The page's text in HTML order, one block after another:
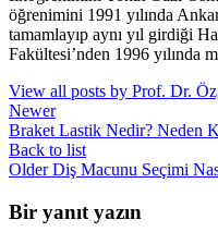
öğrenimini 1991 yılında
tamamlayıp aynı yıl girdiği
Fakültesi’nden 1996 yılında
View all posts by Prof. Dr.
Newer
Braket Lastik Nedir? Neden
Back to list
Older Diş Macunu Seçimi
Bir yanıt yazın